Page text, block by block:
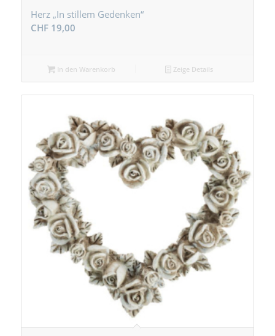
Herz „In stillem Gedenken“
CHF19,00
In den Warenkorb Zeige Details